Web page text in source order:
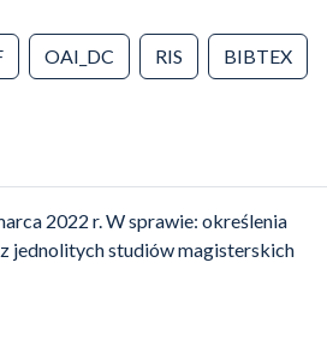
OAI_DC RIS BIBTEX
2022 r. W sprawie: określenia
jednolitych studiów magisterskich